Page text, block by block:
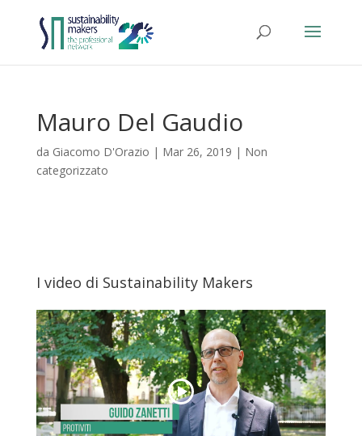
Mauro Del Gaudio
da Giacomo D'Orazio | Mar 26, 2019 | Non
categorizzato
I video di Sustainability Makers